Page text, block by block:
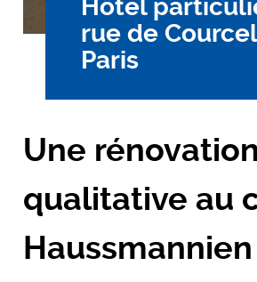
Hôtel
rue de
Paris
Une rénovation
qualitative au
Haussmannien